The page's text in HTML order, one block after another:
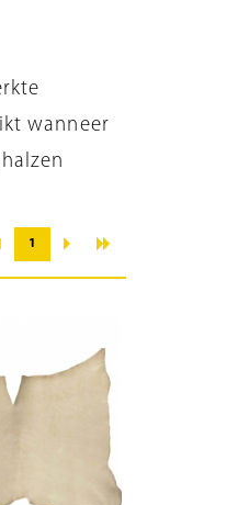
wanneer
1 › »